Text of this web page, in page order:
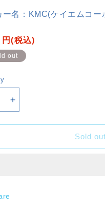
ー名： KMC(ケイエムコー
円(税込)
out
Increase
quantity
for
Barrier
Sold out